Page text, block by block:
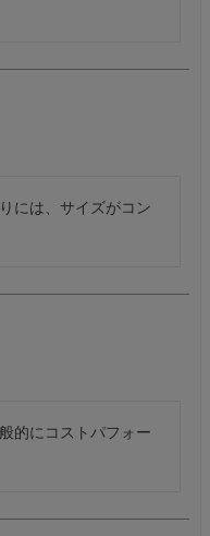
には、サイズがコン
的にコストパフォー